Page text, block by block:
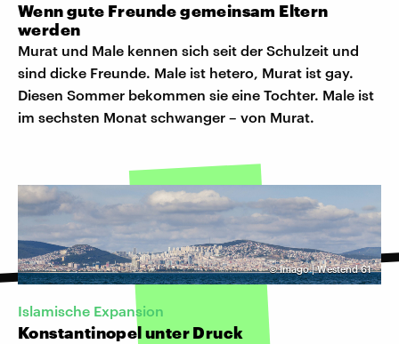
Wenn gute Freunde gemeinsam Eltern
werden
Murat und Male kennen sich seit der Schulzeit und
sind dicke Freunde. Male ist hetero, Murat ist gay.
Diesen Sommer bekommen sie eine Tochter. Male ist
im sechsten Monat schwanger – von Murat.
©Imago | Westend 61
Islamische Expansion
Konstantinopel unter Druck